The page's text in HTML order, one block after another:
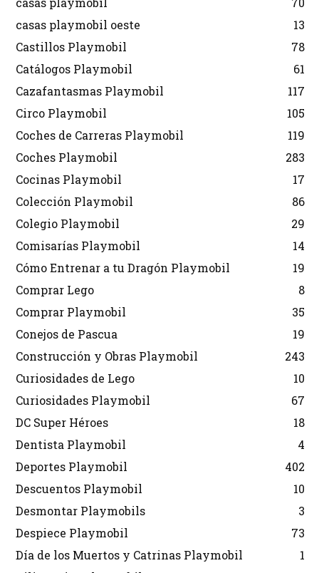
casas playmobil oeste
13
Castillos Playmobil
78
Catálogos Playmobil
61
Cazafantasmas Playmobil
117
Circo Playmobil
105
Coches de Carreras Playmobil
119
Coches Playmobil
283
Cocinas Playmobil
17
Colección Playmobil
86
Colegio Playmobil
29
Comisarías Playmobil
14
Cómo Entrenar a tu Dragón Playmobil
19
Comprar Lego
8
Comprar Playmobil
35
Conejos de Pascua
19
Construcción y Obras Playmobil
243
Curiosidades de Lego
10
Curiosidades Playmobil
67
DC Super Héroes
18
Dentista Playmobil
4
Deportes Playmobil
402
Descuentos Playmobil
10
Desmontar Playmobils
3
Despiece Playmobil
73
Día de los Muertos y Catrinas Playmobil
1